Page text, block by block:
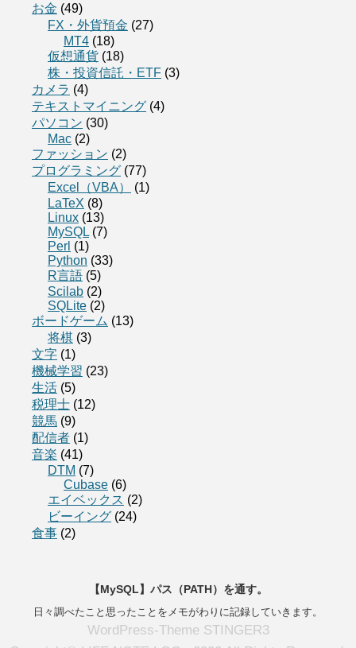
お金 (49)
FX・外貨預金 (27)
MT4 (18)
仮想通貨 (18)
株・投資信託・ETF (3)
カメラ (4)
テキストマイニング (4)
パソコン (30)
Mac (2)
ファッション (2)
プログラミング (77)
Excel（VBA）
(1)
LaTeX (8)
Linux (13)
MySQL (7)
Perl (1)
Python (33)
R言語 (5)
Scilab (2)
SQLite (2)
ボードゲーム (13)
将棋 (3)
文字 (1)
機械学習 (23)
生活 (5)
税理士 (12)
競馬 (9)
配信者 (1)
音楽 (41)
DTM (7)
Cubase (6)
エイベックス (2)
ビーイング (24)
食事 (2)
【MySQL】パス（PATH）を通す。
日々調べたこと思ったことをメモがわりに記録していきます。
WordPress-Theme STINGER3